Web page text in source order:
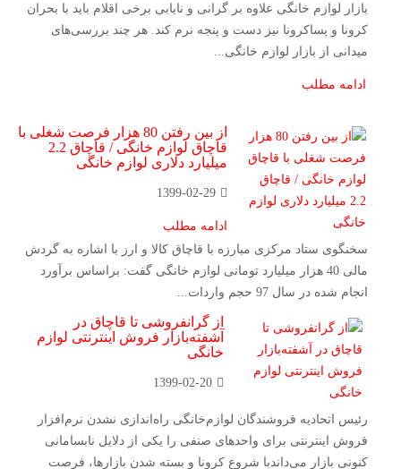
بازار لوازم خانگی علاوه بر گرانی و نایابی برخی اقلام باید با بحران
کرونا و پساکرونا نیز دست و پنجه نرم کند. هر چند بررسی‌های
میدانی از بازار لوازم خانگی...
ادامه مطلب
از بین رفتن 80 هزار فرصت شغلی با
قاچاق لوازم خانگی / قاچاق 2.2
میلیارد دلاری لوازم خانگی
1399-02-29
سخنگوی ستاد مرکزی مبارزه با قاچاق کالا و ارز با اشاره به گردش
مالی 40 هزار میلیارد تومانی لوازم خانگی گفت: براساس برآورد
انجام شده در سال 97 حجم واردات...
ادامه مطلب
از گرانفروشی تا قاچاق در
آشفته‌بازار فروش اینترنتی لوازم
خانگی
1399-02-20
رئیس اتحادیه فروشندگان لوازم‌خانگی راه‌اندازی نشدن نرم‌افزار
فروش اینترنتی برای واحدهای صنفی را یکی از دلایل نابسامانی
کنونی بازار می‌داندبا شروع کرونا و بسته شدن بازارها، فرصت